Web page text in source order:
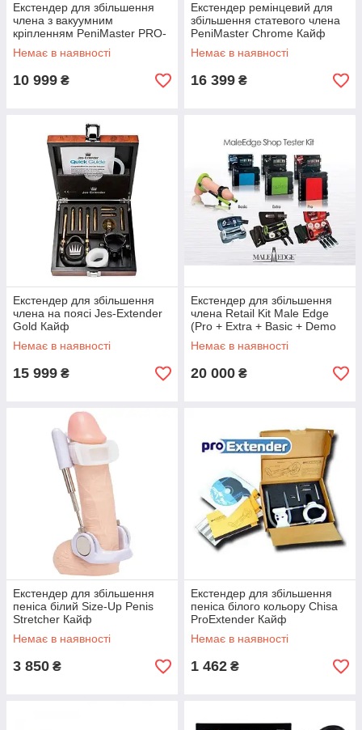
Екстендер для збільшення
члена з вакуумним
кріпленням PeniMaster PRO-
Upgrade Kit III Hang Кайф
Немає в наявності
10 999 ₴
Екстендер ремінцевий для
збільшення статевого члена
PeniMaster Chrome Кайф
Немає в наявності
16 399 ₴
Екстендер для збільшення
члена на поясі Jes-Extender
Gold Кайф
Немає в наявності
15 999 ₴
Екстендер для збільшення
члена Retail Kit Male Edge
(Pro + Extra + Basic + Demo
Kit) Кайф
Немає в наявності
20 000 ₴
Екстендер для збільшення
пеніса білий Size-Up Penis
Stretcher Кайф
Немає в наявності
3 850 ₴
Екстендер для збільшення
пеніса білого кольору Chisa
ProExtender Кайф
Немає в наявності
1 462 ₴